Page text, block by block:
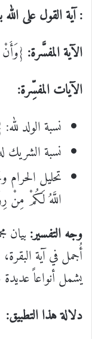
: آية القول على الله
الآية المفسَّرة: {وَأَنْ
الآيات المفسِّرة:
نسبة الولد
نسبة الشريك
تحليل الحرام
اللَّهُ لَكُمْ مِنْ
وجه التفسير:بيان
أُجمل في آية
يشمل أنواعاً
دلالة هذا التطبيق: